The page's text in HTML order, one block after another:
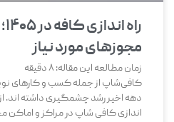
مجوزهای مورد نیاز
زمان مطالعه این مقاله:8دقیقه
کافی‌شاپ از جمله کسب و کارهای نوپا
دهه اخیر رشد چشمگیری داشته اند. از
اندازی کافی شاپ در مراکز و اماکن